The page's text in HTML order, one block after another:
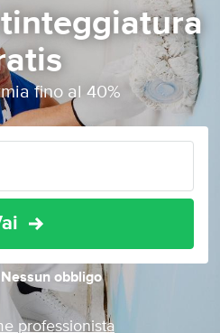
fino al 40%
obbligo
professionista